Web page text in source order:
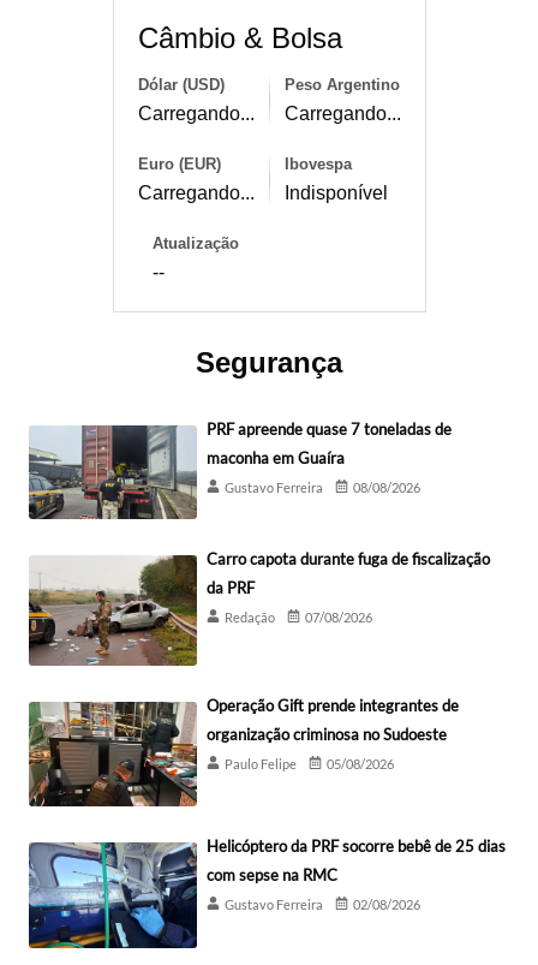
Câmbio & Bolsa
Dólar (USD)
Carregando...
Peso Argentino
Carregando...
Euro (EUR)
Carregando...
Ibovespa
Indisponível
Atualização
--
Segurança
PRF apreende quase 7 toneladas de
maconha em Guaíra
Gustavo Ferreira 08/08/2026
Carro capota durante fuga de fiscalização
da PRF
Redação 07/08/2026
Operação Gift prende integrantes de
organização criminosa no Sudoeste
Paulo Felipe 05/08/2026
Helicóptero da PRF socorre bebê de 25 dias
com sepse na RMC
Gustavo Ferreira 02/08/2026